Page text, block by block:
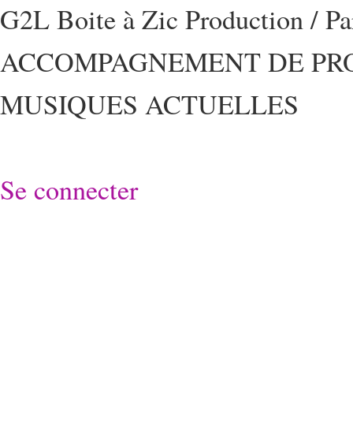
G2L Boite à Zic Production /
ACCOMPAGNEMENT DE
MUSIQUES ACTUELLES
Se connecter